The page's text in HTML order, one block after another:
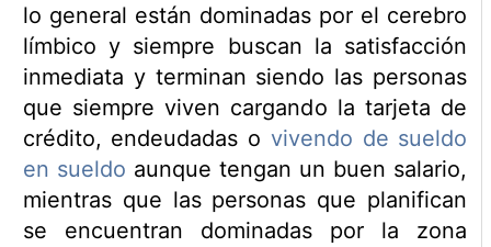
lo general están dominadas por el cerebro
límbico y siempre buscan la satisfacción
inmediata y terminan siendo las personas
que siempre viven cargando la tarjeta de
crédito, endeudadas o vivendo de sueldo
en sueldo aunque tengan un buen salario,
mientras que las personas que planifican
se encuentran dominadas por la zona